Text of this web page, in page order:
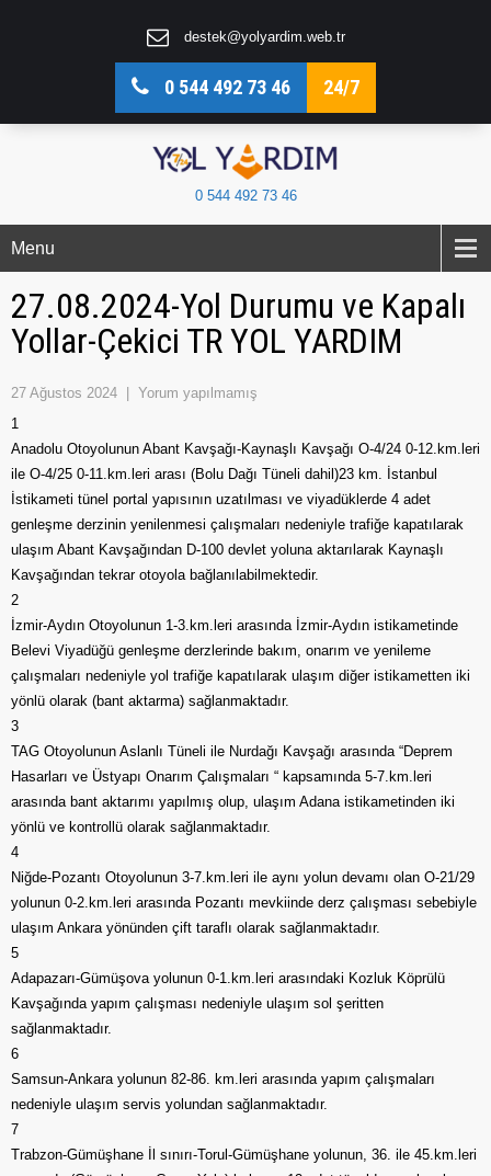
destek@yolyardim.web.tr
0 544 492 73 46 24/7
0 544 492 73 46
Menu
27.08.2024-Yol Durumu ve Kapalı
Yollar-Çekici TR YOL YARDIM
27 Ağustos 2024
Yorum yapılmamış
1
Anadolu Otoyolunun Abant Kavşağı-Kaynaşlı Kavşağı O-4/24 0-12.km.leri
ile O-4/25 0-11.km.leri arası (Bolu Dağı Tüneli dahil)23 km. İstanbul
İstikameti tünel portal yapısının uzatılması ve viyadüklerde 4 adet
genleşme derzinin yenilenmesi çalışmaları nedeniyle trafiğe kapatılarak
ulaşım Abant Kavşağından D-100 devlet yoluna aktarılarak Kaynaşlı
Kavşağından tekrar otoyola bağlanılabilmektedir.
2
İzmir-Aydın Otoyolunun 1-3.km.leri arasında İzmir-Aydın istikametinde
Belevi Viyadüğü genleşme derzlerinde bakım, onarım ve yenileme
çalışmaları nedeniyle yol trafiğe kapatılarak ulaşım diğer istikametten iki
yönlü olarak (bant aktarma) sağlanmaktadır.
3
TAG Otoyolunun Aslanlı Tüneli ile Nurdağı Kavşağı arasında “Deprem
Hasarları ve Üstyapı Onarım Çalışmaları “ kapsamında 5-7.km.leri
arasında bant aktarımı yapılmış olup, ulaşım Adana istikametinden iki
yönlü ve kontrollü olarak sağlanmaktadır.
4
Niğde-Pozantı Otoyolunun 3-7.km.leri ile aynı yolun devamı olan O-21/29
yolunun 0-2.km.leri arasında Pozantı mevkiinde derz çalışması sebebiyle
ulaşım Ankara yönünden çift taraflı olarak sağlanmaktadır.
5
Adapazarı-Gümüşova yolunun 0-1.km.leri arasındaki Kozluk Köprülü
Kavşağında yapım çalışması nedeniyle ulaşım sol şeritten
sağlanmaktadır.
6
Samsun-Ankara yolunun 82-86. km.leri arasında yapım çalışmaları
nedeniyle ulaşım servis yolundan sağlanmaktadır.
7
Trabzon-Gümüşhane İl sınırı-Torul-Gümüşhane yolunun, 36. ile 45.km.leri